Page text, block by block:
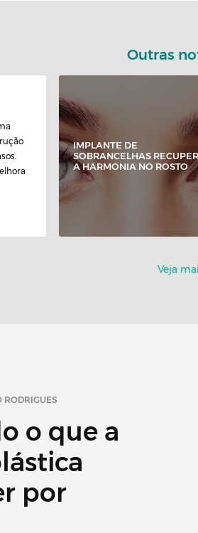
Outras
IMPLANTE DE
SOBRANCELHAS
A HARMONIA NO ROSTO
Veja
RODRIGUES
o que a
por